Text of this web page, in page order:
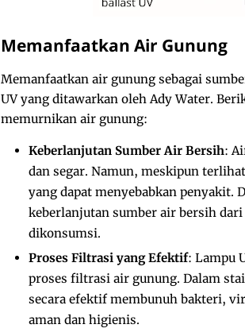
Memanfaatkan Air Gunung
Memanfaatkan air gunung sebagai
UV yang ditawarkan oleh Ady Water.
memurnikan air gunung:
Keberlanjutan Sumber Air Bersih:
dan segar. Namun, meskipun
yang dapat menyebabkan penyakit.
keberlanjutan sumber air bersih
dikonsumsi.
Proses Filtrasi yang Efektif: Lampu
proses filtrasi air gunung. Dalam
secara efektif membunuh bakteri,
aman dan higienis.